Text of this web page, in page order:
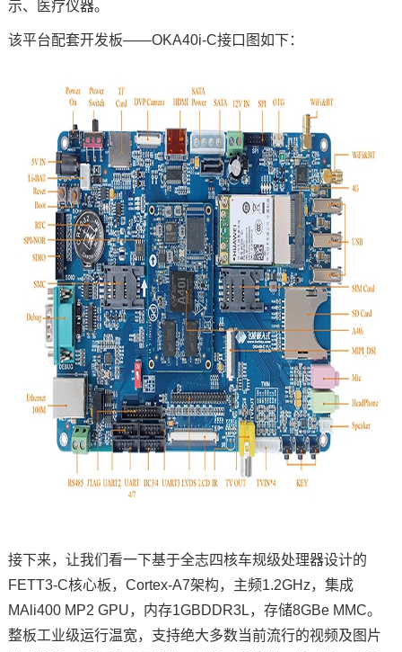
示、 医疗仪器。
该平台配套开发板——OKA40i-C接口图如下：
接下来，让我们看一下基于全志四核车规级处理器设计的
FETT3-C核心板，Cortex-A7架构，主频1.2GHz，集成
MAli400 MP2 GPU，内存1GBDDR3L，存储8GBe MMC。
整板工业级运行温宽，支持绝大多数当前流行的视频及图片